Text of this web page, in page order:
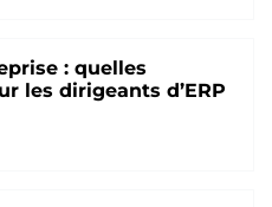
: quelles
les dirigeants d’ERP